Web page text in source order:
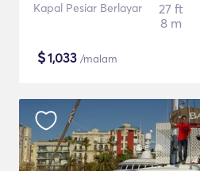
Kapal Pesiar Berlayar
27 ft
8 m
$1,033 /malam